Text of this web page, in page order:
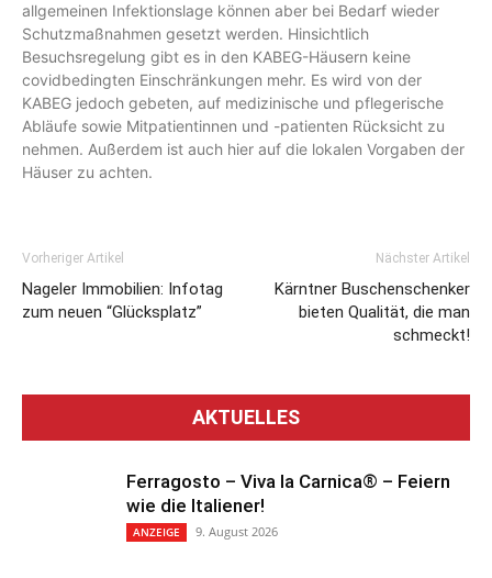
allgemeinen Infektionslage können aber bei Bedarf wieder
Schutzmaßnahmen gesetzt werden. Hinsichtlich
Besuchsregelung gibt es in den KABEG-Häusern keine
covidbedingten Einschränkungen mehr. Es wird von der
KABEG jedoch gebeten, auf medizinische und pflegerische
Abläufe sowie Mitpatientinnen und -patienten Rücksicht zu
nehmen. Außerdem ist auch hier auf die lokalen Vorgaben der
Häuser zu achten.
Vorheriger Artikel
Nageler Immobilien: Infotag
zum neuen “Glücksplatz”
Nächster Artikel
Kärntner Buschenschenker
bieten Qualität, die man
schmeckt!
AKTUELLES
Ferragosto – Viva la Carnica® – Feiern
wie die Italiener!
ANZEIGE 9. August 2026